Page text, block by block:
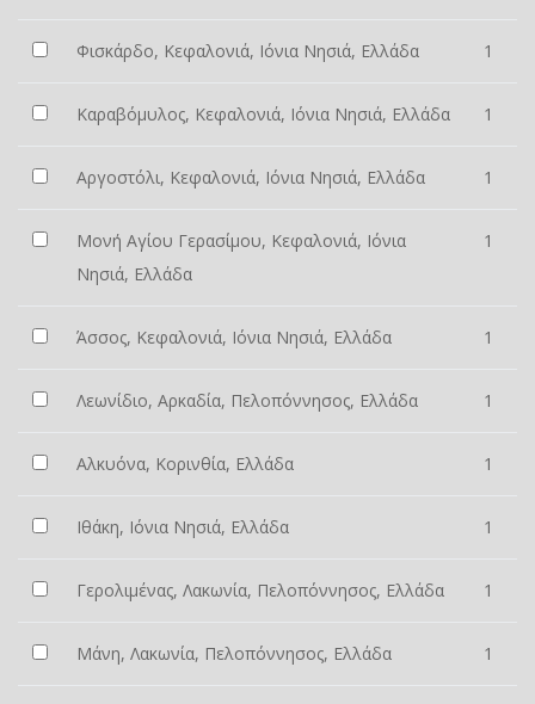
Φισκάρδο, Κεφαλονιά, Ιόνια Νησιά, Ελλάδα 1
Καραβόμυλος, Κεφαλονιά, Ιόνια Νησιά, Ελλάδα 1
Αργοστόλι, Κεφαλονιά, Ιόνια Νησιά, Ελλάδα 1
Μονή Αγίου Γερασίμου, Κεφαλονιά, Ιόνια
Νησιά, Ελλάδα
1
Άσσος, Κεφαλονιά, Ιόνια Νησιά, Ελλάδα 1
Λεωνίδιο, Αρκαδία, Πελοπόννησος, Ελλάδα 1
Αλκυόνα, Κορινθία, Ελλάδα 1
Ιθάκη, Ιόνια Νησιά, Ελλάδα 1
Γερολιμένας, Λακωνία, Πελοπόννησος, Ελλάδα 1
Μάνη, Λακωνία, Πελοπόννησος, Ελλάδα 1